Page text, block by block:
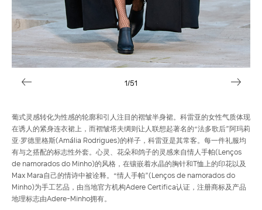
1/51
葡式灵感转化为性感的轮廓和引人注目的褶皱半身裙。科雷亚的女性气质体现
在诱人的紧身连衣裙上，而褶皱塔夫绸则让人联想起著名的“法多歌后”阿玛莉
亚·罗德里格斯(Amália Rodrigues)的样子，科雷亚是其常客。每一件礼服均
有与之搭配的标志性外套。心灵、花朵和鸽子的灵感来自情人手帕(Lenços
de namorados do Minho)的风格，在镶嵌着水晶的胸针和T恤上的印花以及
Max Mara自己的情诗中被诠释。“情人手帕”(Lenços de namorados do
Minho)为手工艺品，由当地官方机构Adere Certifica认证，注册商标及产品
地理标志由Adere-Minho拥有。